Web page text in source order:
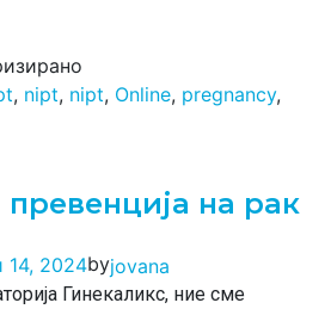
, nipt, nipt, Online, pregnancy,
на рак
14, 2024byjovana
Гинекаликс, ние сме